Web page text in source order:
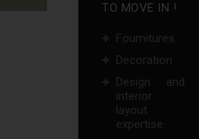
TO MOVE IN !
Fournitures
Decoration
Design and
interior
layout
expertise